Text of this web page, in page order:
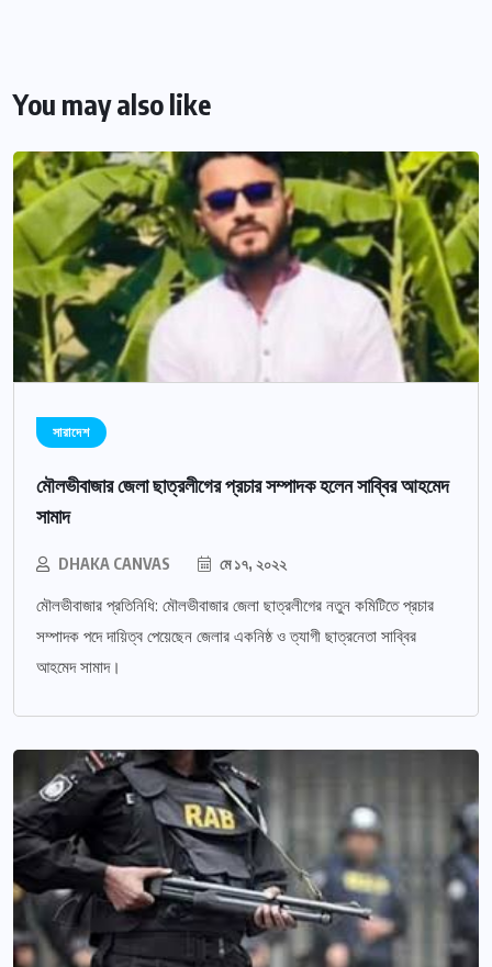
You may also like
সারাদেশ
মৌলভীবাজার জেলা ছাত্রলীগের প্রচার সম্পাদক হলেন সাব্বির আহমেদ
সামাদ
DHAKA CANVAS মে ১৭, ২০২২
মৌলভীবাজার প্রতিনিধি: মৌলভীবাজার জেলা ছাত্রলীগের নতুন কমিটিতে প্রচার
সম্পাদক পদে দায়িত্ব পেয়েছেন জেলার একনিষ্ঠ ও ত্যাগী ছাত্রনেতা সাব্বির
আহমেদ সামাদ।